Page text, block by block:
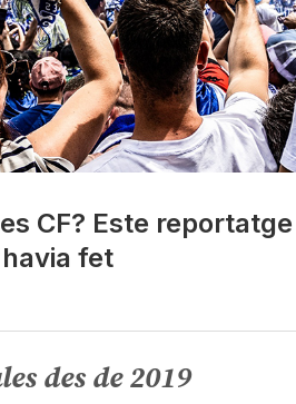
CF? Este
fet
des de 2019